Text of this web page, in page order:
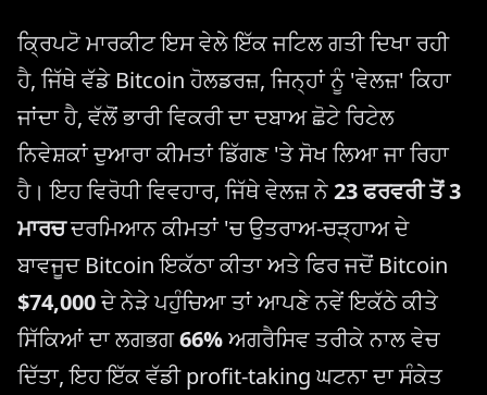
ਕ੍ਰਿਪਟੋ ਮਾਰਕੀਟ ਇਸ ਵੇਲੇ ਇੱਕ ਜਟਿਲ ਗਤੀ ਦਿਖਾ ਰਹੀ
ਹੈ, ਜਿੱਥੇ ਵੱਡੇ Bitcoin ਹੋਲਡਰਜ਼, ਜਿਨ੍ਹਾਂ ਨੂੰ 'ਵੇਲਜ਼' ਕਿਹਾ
ਜਾਂਦਾ ਹੈ, ਵੱਲੋਂ ਭਾਰੀ ਵਿਕਰੀ ਦਾ ਦਬਾਅ ਛੋਟੇ ਰਿਟੇਲ
ਨਿਵੇਸ਼ਕਾਂ ਦੁਆਰਾ ਕੀਮਤਾਂ ਡਿੱਗਣ 'ਤੇ ਸੋਖ ਲਿਆ ਜਾ ਰਿਹਾ
ਹੈ। ਇਹ ਵਿਰੋਧੀ ਵਿਵਹਾਰ, ਜਿੱਥੇ ਵੇਲਜ਼ ਨੇ23 ਫਰਵਰੀ ਤੋਂ 3
ਮਾਰਚਦਰਮਿਆਨ ਕੀਮਤਾਂ 'ਚ ਉਤਰਾਅ-ਚੜ੍ਹਾਅ ਦੇ
ਬਾਵਜੂਦ Bitcoin ਇਕੱਠਾ ਕੀਤਾ ਅਤੇ ਫਿਰ ਜਦੋਂ Bitcoin
$74,000ਦੇ ਨੇੜੇ ਪਹੁੰਚਿਆ ਤਾਂ ਆਪਣੇ ਨਵੇਂ ਇਕੱਠੇ ਕੀਤੇ
ਸਿੱਕਿਆਂ ਦਾ ਲਗਭਗ66%ਅਗਰੈਸਿਵ ਤਰੀਕੇ ਨਾਲ ਵੇਚ
ਦਿੱਤਾ, ਇਹ ਇੱਕ ਵੱਡੀ profit-taking ਘਟਨਾ ਦਾ ਸੰਕੇਤ